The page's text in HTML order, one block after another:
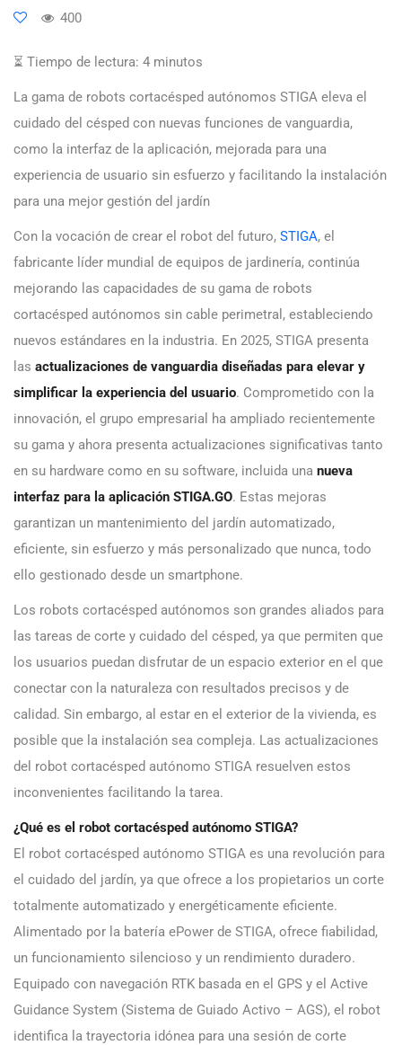
400
⏳ Tiempo de lectura: 4 minutos
La gama de robots cortacésped autónomos STIGA eleva el
cuidado del césped con nuevas funciones de vanguardia,
como la interfaz de la aplicación, mejorada para una
experiencia de usuario sin esfuerzo y facilitando la instalación
para una mejor gestión del jardín
Con la vocación de crear el robot del futuro, STIGA, el
fabricante líder mundial de equipos de jardinería, continúa
mejorando las capacidades de su gama de robots
cortacésped autónomos sin cable perimetral, estableciendo
nuevos estándares en la industria. En 2025, STIGA presenta
las actualizaciones de vanguardia diseñadas para elevar y
simplificar la experiencia del usuario. Comprometido con la
innovación, el grupo empresarial ha ampliado recientemente
su gama y ahora presenta actualizaciones significativas tanto
en su hardware como en su software, incluida una nueva
interfaz para la aplicación STIGA.GO. Estas mejoras
garantizan un mantenimiento del jardín automatizado,
eficiente, sin esfuerzo y más personalizado que nunca, todo
ello gestionado desde un smartphone.
Los robots cortacésped autónomos son grandes aliados para
las tareas de corte y cuidado del césped, ya que permiten que
los usuarios puedan disfrutar de un espacio exterior en el que
conectar con la naturaleza con resultados precisos y de
calidad. Sin embargo, al estar en el exterior de la vivienda, es
posible que la instalación sea compleja. Las actualizaciones
del robot cortacésped autónomo STIGA resuelven estos
inconvenientes facilitando la tarea.
¿Qué es el robot cortacésped autónomo STIGA?
El robot cortacésped autónomo STIGA es una revolución para
el cuidado del jardín, ya que ofrece a los propietarios un corte
totalmente automatizado y energéticamente eficiente.
Alimentado por la batería ePower de STIGA, ofrece fiabilidad,
un funcionamiento silencioso y un rendimiento duradero.
Equipado con navegación RTK basada en el GPS y el Active
Guidance System (Sistema de Guiado Activo – AGS), el robot
identifica la trayectoria idónea para una sesión de corte